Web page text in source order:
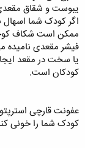
یبوست و شقاق
اگر کودک شما اسهال
ممکن است شکاف
فیشر مقعدی نامیده
یا سخت در مقعد
کودکان است.
عفونت قارچی
کودک شما را خونی